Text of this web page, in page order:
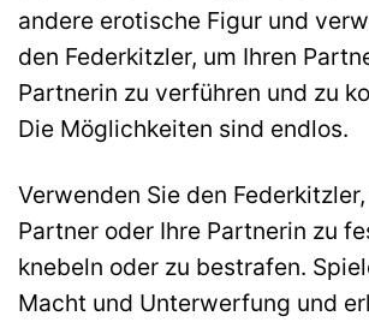
andere erotische Figur und
den Federkitzler, um Ihren
Partnerin zu verführen und zu
Die Möglichkeiten sind endlos.
Verwenden Sie den
Partner oder Ihre Partnerin zu
knebeln oder zu bestrafen.
Macht und Unterwerfung und